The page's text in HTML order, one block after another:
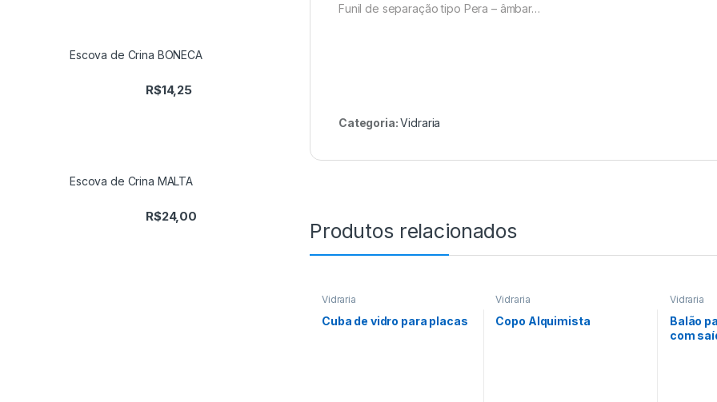
Funil de separação tipo Pera – âmbar…
Categoria:Vidraria
Produtos relacionados
Vidraria
Cuba de vidro para placas
Vidraria
Copo Alquimista
Vidraria
Balão
com
Escova de Crina BONECA
R$14,25
Escova de Crina MALTA
R$24,00